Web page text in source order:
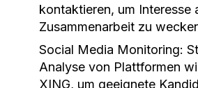
kontaktieren, um Interesse
Zusammenarbeit zu
Social Media Monitoring:
Analyse von Plattformen
XING, um geeignete